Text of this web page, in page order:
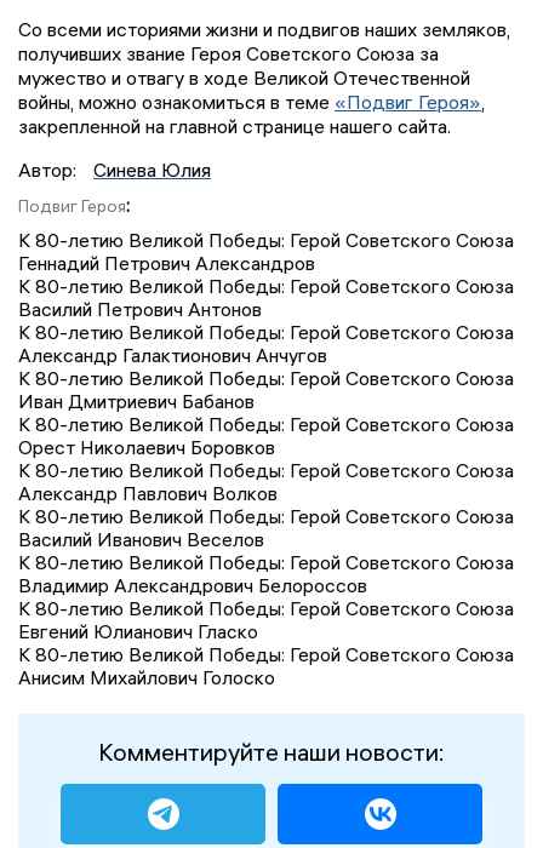
Со всеми историями жизни и подвигов наших земляков,
получивших звание Героя Советского Союза за
мужество и отвагу в ходе Великой Отечественной
войны, можно ознакомиться в теме «Подвиг Героя»,
закрепленной на главной странице нашего сайта.
Автор:
Синева Юлия
Подвиг Героя:
К 80-летию Великой Победы: Герой Советского Союза
Геннадий Петрович Александров
К 80-летию Великой Победы: Герой Советского Союза
Василий Петрович Антонов
К 80-летию Великой Победы: Герой Советского Союза
Александр Галактионович Анчугов
К 80-летию Великой Победы: Герой Советского Союза
Иван Дмитриевич Бабанов
К 80-летию Великой Победы: Герой Советского Союза
Орест Николаевич Боровков
К 80-летию Великой Победы: Герой Советского Союза
Александр Павлович Волков
К 80-летию Великой Победы: Герой Советского Союза
Василий Иванович Веселов
К 80-летию Великой Победы: Герой Советского Союза
Владимир Александрович Белороссов
К 80-летию Великой Победы: Герой Советского Союза
Евгений Юлианович Гласко
К 80-летию Великой Победы: Герой Советского Союза
Анисим Михайлович Голоско
Комментируйте наши новости: